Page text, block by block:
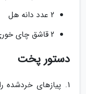
2 عدد دانه هل
2 قاشق چای خوری آب
دستور پخت
1. پیازهای